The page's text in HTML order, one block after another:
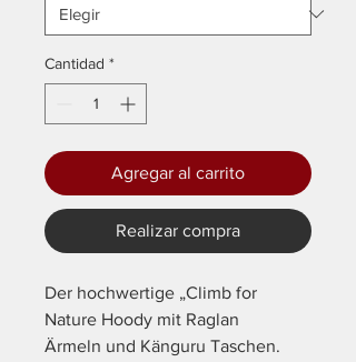
Cantidad *
Agregar al carrito
Realizar compra
Der hochwertige „Climb for
Nature Hoody mit Raglan
Ärmeln und Känguru Taschen.